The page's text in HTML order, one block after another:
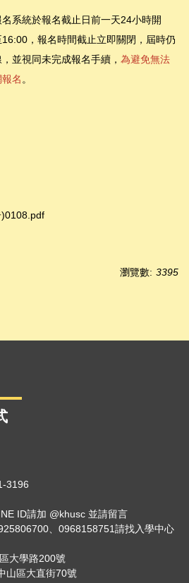
系統於報名截止日前一天24小時開
，報名時間截止立即關閉，屆時仍
並視同未完成報名手續， 為避免無法
名。
瀏覽數: 3395
3196
ID請加 @khusc 並請留言
、0968158751請找入學中心
大學路200號
山區大直街70號